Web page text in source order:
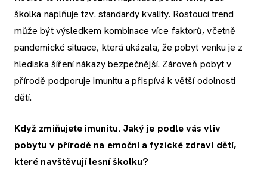
školka naplňuje tzv. standardy kvality. Rostoucí trend
může být výsledkem kombinace více faktorů, včetně
pandemické situace, která ukázala, že pobyt venku je z
hlediska šíření nákazy bezpečnější. Zároveň pobyt v
přírodě podporuje imunitu a přispívá k větší odolnosti
dětí.
Když zmiňujete imunitu. Jaký je podle vás vliv
pobytu v přírodě na emoční a fyzické zdraví dětí,
které navštěvují lesní školku?